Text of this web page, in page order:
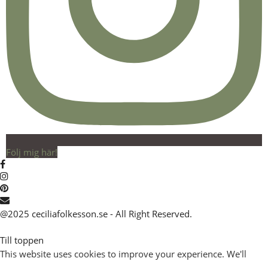
Följ mig här!
@2025 ceciliafolkesson.se - All Right Reserved.
Till toppen
This website uses cookies to improve your experience. We'll